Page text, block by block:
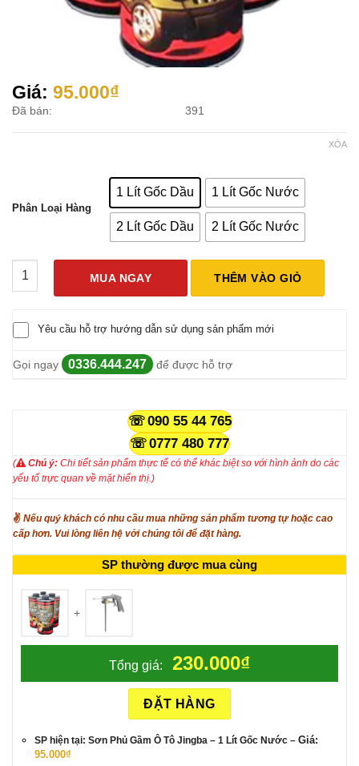
Giá: 95.000₫
Đã bán: 391
Phân Loại Hàng
1 Lít Gốc Dầu 1 Lít Gốc Nước
2 Lít Gốc Dầu 2 Lít Gốc Nước
XÓA
Sơn Phủ Gầm Ô Tô Jingba số lượng
MUA NGAY
THÊM VÀO GIỎ
Yêu cầu hỗ trợ hướng dẫn sử dụng sản phẩm mới
Gọi ngay 0336.444.247 để được hỗ trợ
090 55 44 765
0777 480 777
( Chú ý: Chi tiết sản phẩm thực tế có thể khác biệt so với hình ảnh do các
yếu tố trực quan về mặt hiển thị.)
✌ Nếu quý khách có nhu cầu mua những sản phẩm tương tự hoặc cao
cấp hơn. Vui lòng liên hệ với chúng tôi để đặt hàng.
SP thường được mua cùng
+
Tổng giá: 230.000₫
ĐẶT HÀNG
SP hiện tại: Sơn Phủ Gầm Ô Tô Jingba – 1 Lít Gốc Nước– Giá:
95.000₫